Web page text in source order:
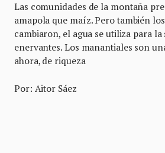
Las comunidades de la montaña
amapola que maíz. Pero también
cambiaron, el agua se utiliza para la
enervantes. Los manantiales son
ahora, de riqueza
Por: Aitor Sáez